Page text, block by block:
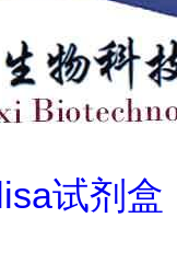
试剂盒